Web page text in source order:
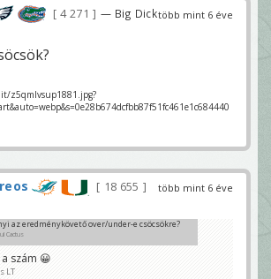
több mint 6 éve
4 271
— Big Dick
z5qmlvsup1881.jpg?
több mint 6 éve
18 655
az eredménykövető over/under-e csöcsökre?
Cactus
szám 😀
LT